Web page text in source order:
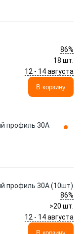
86%
18 шт.
12 - 14 августа
В корзину
профиль 30A
профиль 30A (10шт)
86%
>20 шт.
12 - 14 августа
В корзину